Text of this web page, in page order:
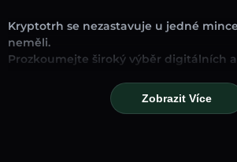
Kryptotrh se nezastavuje u jedné
neměli.
Prozkoumejte široký výběr digitálních
hledáte zavedené stablecoiny, slibné
trendové nové tokeny, najdete je
Zobrazit Více